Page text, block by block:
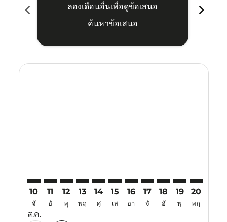
chevron_left
ลองเดือนอื่นเพื่อดูข้อเสนอ
ค้นหาข้อเสนอ
chevron_right
10
จั
ส.ค.
11
อั
12
พุ
13
พฤ
14
ศุ
15
เส
16
อา
17
จั
18
อั
19
พุ
20
พฤ